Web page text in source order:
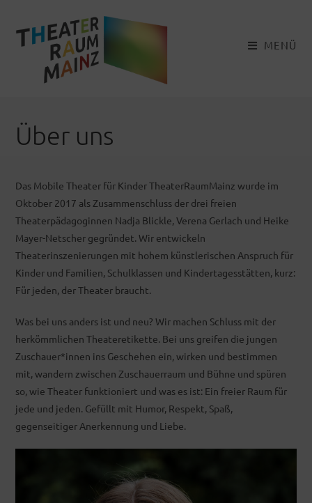
springen
MENÜ
Über uns
Das Mobile Theater für Kinder TheaterRaumMainz wurde im
Oktober 2017 als Zusammenschluss der drei freien
Theaterpädagoginnen Nadja Blickle, Verena Gerlach und Heike
Mayer-Netscher gegründet. Wir entwickeln
Theaterinszenierungen mit hohem künstlerischen Anspruch für
Kinder und Familien, Schulklassen und Kindertagesstätten, kurz:
Für jeden, der Theater braucht.
Was bei uns anders ist und neu? Wir machen Schluss mit der
herkömmlichen Theateretikette. Bei uns greifen die jungen
Zuschauer*innen ins Geschehen ein, wirken und bestimmen
mit, wandern zwischen Zuschauerraum und Bühne und spüren
so, wie Theater funktioniert und was es ist: Ein freier Raum für
jede und jeden. Gefüllt mit Humor, Respekt, Spaß,
gegenseitiger Anerkennung und Liebe.